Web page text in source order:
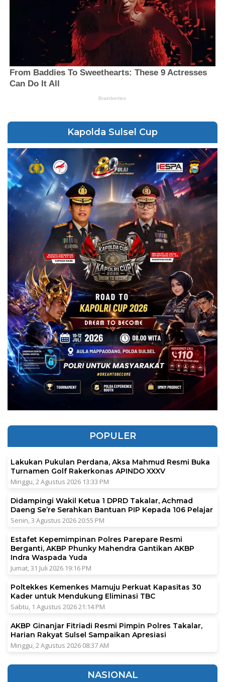
Kapolda Sulsel Cup
POPULER
Lakukan Pukulan Perdana, Aksa Mahmud Resmi Buka
Turnamen Golf Rakerkonas APINDO XXXV
Minggu, 2 Agustus 2026 13:33 PM
Didampingi Wakil Ketua 1 DPRD Takalar, Achmad
Daeng Se’re Serahkan Bantuan PIP Kepada 106 Pelajar
Senin, 3 Agustus 2026 20:55 PM
Estafet Kepemimpinan Polres Parepare Resmi
Berganti, AKBP Phunky Mahendra Gantikan AKBP
Indra Waspada Yuda
Jumat, 31 Juli 2026 19:16 PM
Poltekkes Kemenkes Mamuju Perkuat Kapasitas 30
Kader untuk Mendukung Eliminasi TBC
Sabtu, 1 Agustus 2026 21:14 PM
AKBP Ginanjar Fitriadi Resmi Pimpin Polres Takalar,
Harian Rakyat Sulsel Sampaikan Apresiasi
Minggu, 2 Agustus 2026 08:37 AM
NASIONAL